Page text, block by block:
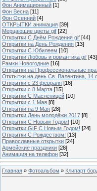
Фон Анимационный [1]
Фон Весна [11]
Фон Осенний [4]
ОТКРЫТКИ анимация [39]
Мерцающие цветы gif [22]
Открытки С Днём Рождения gif [44]
Открытки на День Рождения [13]
Открытки С Юбилеем [10]
Открытки Любовь и романтика gif [43]
Рамки Новогодние [16]
Открытки на Профессиональные
Отктытки на день Св. Валентина, 14
Открытки с 23 февраля [16]
Открытки с 8 Марта [15]
Открытки С Масленицей [10]
Открытки с 1 Мая [8]
Открытки на 9 Мая [28]
Открытки День молодёжи 2017 [8]
Открытки С Новым Годом! [10]
Открытки GIF С Новым Годом! [24]
Открытки С Рождеством! [13]
Православные открытки [24]
Армейские праздники [28]
Анимация на телефон [32]
Главная » Фотоальбом » Клипарт